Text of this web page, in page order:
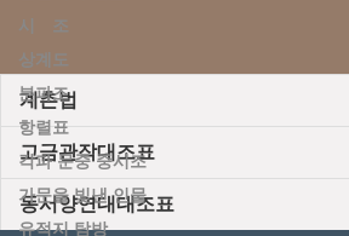
시 조
상계도
분파조
항렬표
각파 문중 중시조
가문을 빛낸 인물
유적지 탐방
계촌법
고금관작대조표
동서양연대대조표